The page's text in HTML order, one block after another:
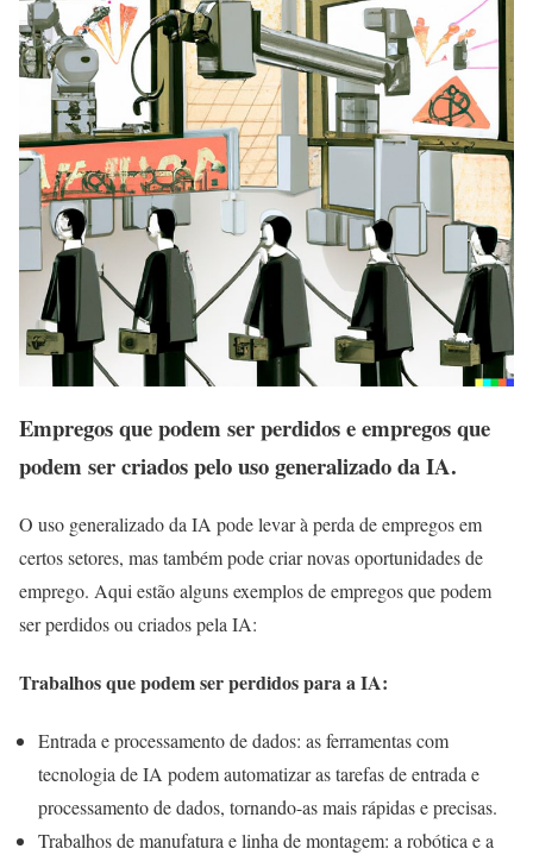
Empregos que podem ser perdidos e empregos que
podem ser criados pelo uso generalizado da IA.
O uso generalizado da IA pode levar à perda de empregos em
certos setores, mas também pode criar novas oportunidades de
emprego. Aqui estão alguns exemplos de empregos que podem
ser perdidos ou criados pela IA:
Trabalhos que podem ser perdidos para a IA:
Entrada e processamento de dados: as ferramentas com
tecnologia de IA podem automatizar as tarefas de entrada e
processamento de dados, tornando-as mais rápidas e precisas.
Trabalhos de manufatura e linha de montagem: a robótica e a